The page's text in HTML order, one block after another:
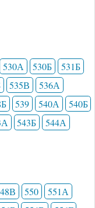
530А 530Б
531Б
535В
536А
539 540А
540Б
543Б
544А
550
551А